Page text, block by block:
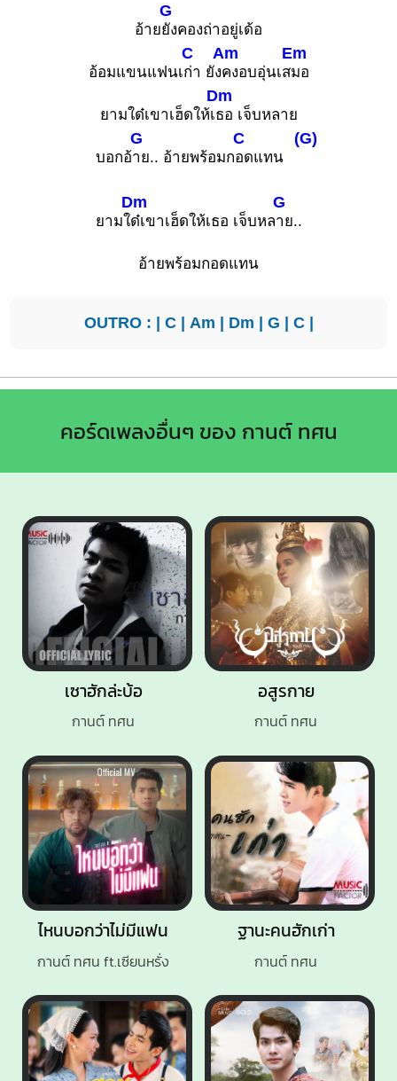
อ้าย
G
ยังคองถ่าอยู่เด้อ
อ้อมแขนแฟนเ
C
ก่า ยัง
Am
คงอบอุ่นเส
Em
มอ
ยามใด๋เขาเฮ็ดให้เ
Dm
ธอ เจ็บหลาย
บอกอ้
G
าย.. อ้ายพร้อมก
C
อดแทน
(G)
ยามใ
Dm
ด๋เขาเฮ็ดให้เธอ เจ็บหล
G
าย..
อ้ายพร้อมกอดแทน
OUTRO : | C| Am | Dm | G | C|
คอร์ดเพลงอื่นๆ ของ กานต์ ทศน
ฐานะคนฮักเก่า
กานต์ ทศน
อสูรกาย
กานต์ ทศน
ไหนบอกว่าไม่มีแฟน
กานต์ ทศน ft.เซียนหรั่ง
เซาฮักล่ะบ้อ
กานต์ ทศน